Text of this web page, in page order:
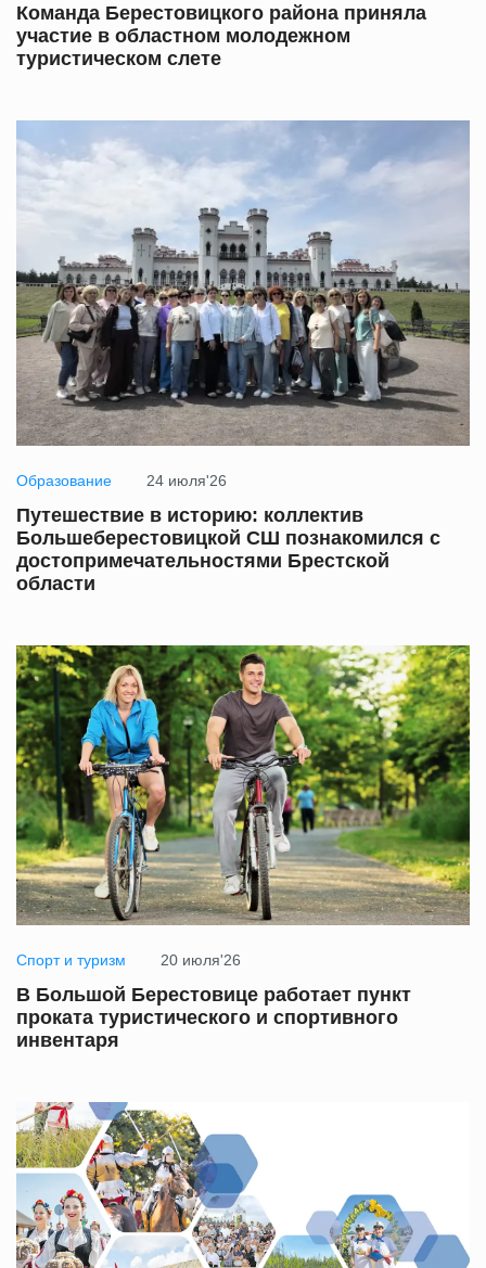
Команда Берестовицкого района приняла
участие в областном молодежном
туристическом слете
Образование 24 июля'26
Путешествие в историю: коллектив
Большеберестовицкой СШ познакомился с
достопримечательностями Брестской
области
Спорт и туризм 20 июля'26
В Большой Берестовице работает пункт
проката туристического и спортивного
инвентаря